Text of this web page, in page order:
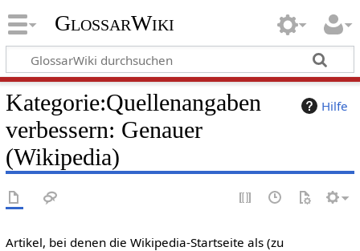
GlossarWiki
Hilfe
Kategorie:Quellenangaben
verbessern: Genauer
(Wikipedia)
Artikel, bei denen die Wikipedia-Startseite als (zu